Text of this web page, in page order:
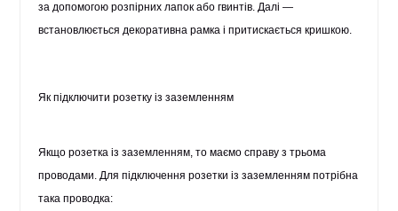
за допомогою розпірних лапок або гвинтів. Далі —
встановлюється декоративна рамка і притискається кришкою.
Як підключити розетку із заземленням
Якщо розетка із заземленням, то маємо справу з трьома
проводами. Для підключення розетки із заземленням потрібна
така проводка: